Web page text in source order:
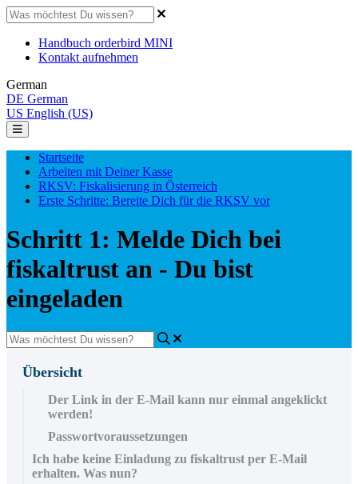
Handbuch orderbird MINI
Kontakt aufnehmen
German
DE German
US English (US)
Startseite
Arbeiten mit Deiner Kasse
RKSV: Fiskalisierung in Österreich
Erste Schritte: Bereite Dich für die RKSV vor
Schritt 1: Melde Dich bei
fiskaltrust an - Du bist
eingeladen
Übersicht
Der Link in der E-Mail kann nur einmal angeklickt
werden!
Passwortvoraussetzungen
Ich habe keine Einladung zu fiskaltrust per E-Mail
erhalten. Was nun?